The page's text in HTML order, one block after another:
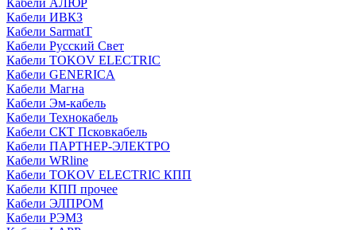
Кабели ИВКЗ
Кабели SarmatT
Кабели Русский Свет
Кабели TOKOV ELECTRIC
Кабели GENERICA
Кабели Магна
Кабели Эм-кабель
Кабели Технокабель
Кабели СКТ Псковкабель
Кабели ПАРТНЕР-ЭЛЕКТРО
Кабели WRline
Кабели TOKOV ELECTRIC КПП
Кабели КПП прочее
Кабели ЭЛПРОМ
Кабели РЭМЗ